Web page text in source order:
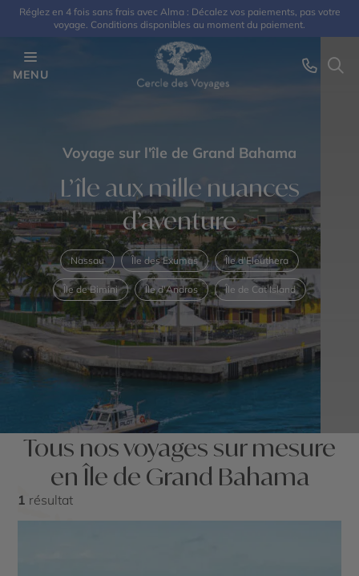
Réglez en 4 fois sans frais avec Alma : Décalez vos paiements, pas votre
voyage. Conditions disponibles au moment du paiement.
MENU
Voyage sur l'île de Grand Bahama
L’île aux mille nuances
d’aventure
Nassau Île des Exumas Île d'Eleuthera
Île de Bimini Île d'Andros Île de Cat Island
Tous nos voyages sur mesure
en Île de Grand Bahama
1 résultat